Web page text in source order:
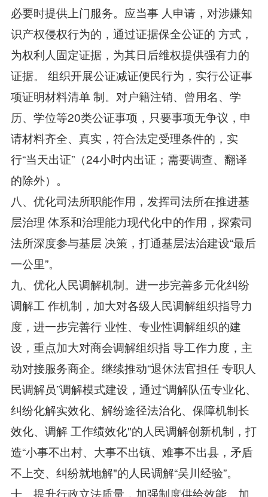
必要时提供上门服务。应当事 人申请，对涉嫌知
识产权侵权行为的，通过证据保全公证的 方式，
为权利人固定证据，为其日后维权提供强有力的
证据。 组织开展公证减证便民行为，实行公证事
项证明材料清单 制。对户籍注销、曾用名、学
历、学位等20类公证事项，只要事项无争议，申
请材料齐全、真实，符合法定受理条件的，实
行“当天出证”（24小时内出证；需要调查、翻译
的除外）。
八、优化司法所职能作用，发挥司法所在推进基
层治理 体系和治理能力现代化中的作用，探索司
法所深度参与基层 决策，打通基层法治建设“最后
一公里”。
九、优化人民调解机制。进一步完善多元化纠纷
调解工 作机制，加大对各级人民调解组织指导力
度，进一步完善行 业性、专业性调解组织的建
设，重点加大对商会调解组织指 导工作力度，主
动对接服务商企。继续推动“退休法官担任 专职人
民调解员”调解模式建设，通过“调解队伍专业化、
纠纷化解实效化、解纷途径法治化、保障机制长
效化、调解 工作绩效化"的人民调解创新机制，打
造“小事不出村、大事不出镇、难事不出县，矛盾
不上交、纠纷就地解"的人民调解“吴川经验”。
十、提升行政立法质量，加强制度供给效能。加